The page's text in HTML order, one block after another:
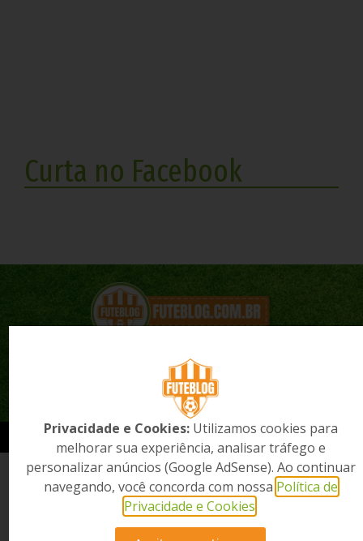
Curta no Facebook
Anuncie Aqui Contato
Apostas
2026 Futeblog, Notícias Esportivas. Todos os direitos reservados. Dzign®
Privacidade e Cookies:Utilizamos cookies para
melhorar sua experiência, analisar tráfego e
personalizar anúncios (Google AdSense). Ao continuar
navegando, você concorda com nossa Política de
Privacidade e Cookies